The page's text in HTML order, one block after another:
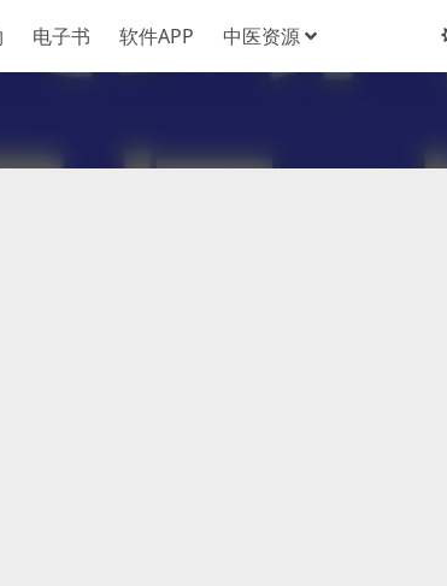
电子书 软件APP 中医资源